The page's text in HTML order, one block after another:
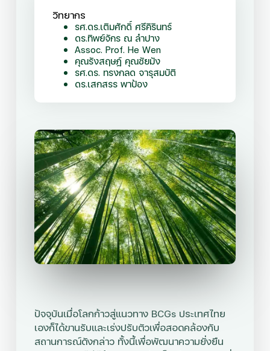
วิทยากร
รศ.ดร.เติมศักดิ์ ศรีคิรินทร์
ดร.ทิพย์จักร ณ ลำปาง
Assoc. Prof. He Wen
คุณรังสฤษฎ์ คุณชัยมัง
รศ.ดร. ทรงกลด จารุสมบัติ
ดร.เสกสรร พาป้อง
ปัจจุบันเมื่อโลกก้าวสู่แนวทาง BCGs ประเทศไทย
เองก็ได้ขานรับและเร่งปรับตัวเพื่อสอดคล้องกับ
สถานการณ์ดังกล่าว ทั้งนี้เพื่อพัฒนาความยั่งยืน